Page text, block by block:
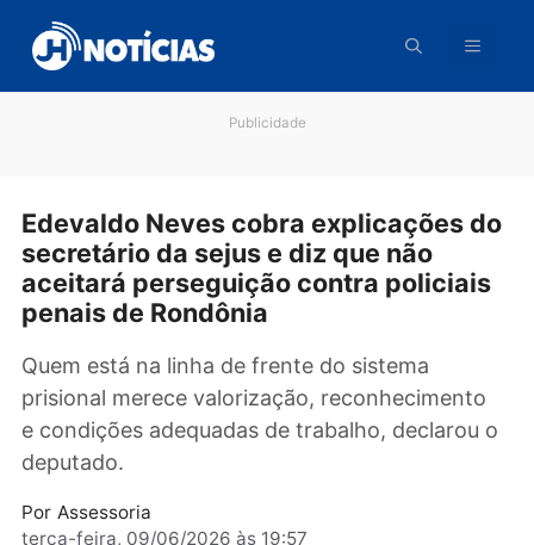
para
conteúdo
Edevaldo Neves cobra explicações
secretário da sejus e diz que não
aceitará perseguição contra
Quem está na linha de frente do sistema
prisional merece valorização,
e condições adequadas de trabalho,
deputado.